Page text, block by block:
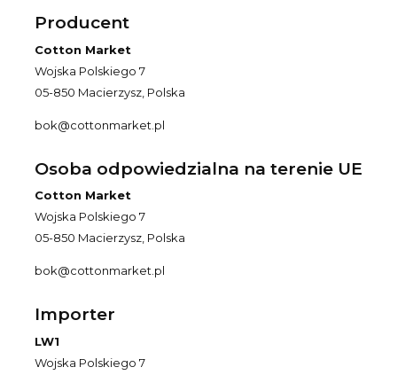
Producent
Cotton Market
Wojska Polskiego 7
05-850 Macierzysz, Polska
bok@cottonmarket.pl
Osoba odpowiedzialna na terenie UE
Cotton Market
Wojska Polskiego 7
05-850 Macierzysz, Polska
bok@cottonmarket.pl
Importer
LW1
Wojska Polskiego 7